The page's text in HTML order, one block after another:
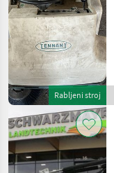
Rabljeni stroj